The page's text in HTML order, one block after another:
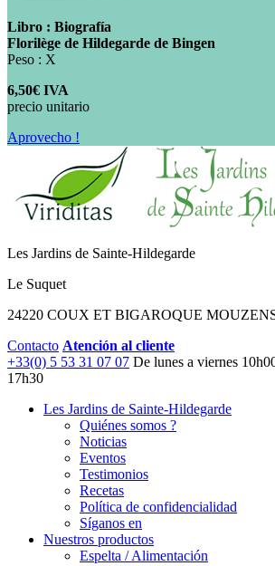
Libro : Biografía
Florilège de Hildegarde de Bingen
Peso : X
6,50€ IVA
precio unitario
Aprovecho !
Les Jardins de Sainte-Hildegarde
Le Suquet
24220 COUX ET BIGAROQUE
Contacto Atención al cliente
+33(0) 5 53 31 07 07 De lunes a viernes
17h30
Les Jardins de Sainte-Hildegarde
Quiénes somos ?
Noticias
Eventos
Testimonios
Recetas
Política de confidencialidad
Síganos en
Nuestros productos
Espelta / Alimentación